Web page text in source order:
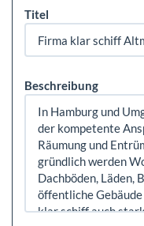
Titel
Beschreibung